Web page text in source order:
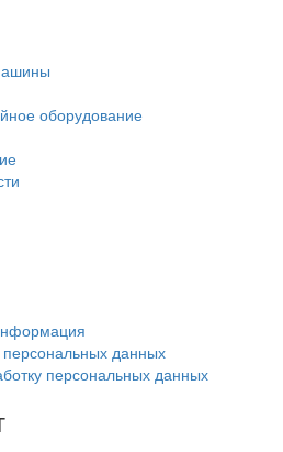
оборудование
персональных данных
персональных данных